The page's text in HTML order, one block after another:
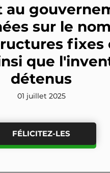
au
sur le
fixes
que
détenus
01 juillet 2025
FÉLICITEZ-LES